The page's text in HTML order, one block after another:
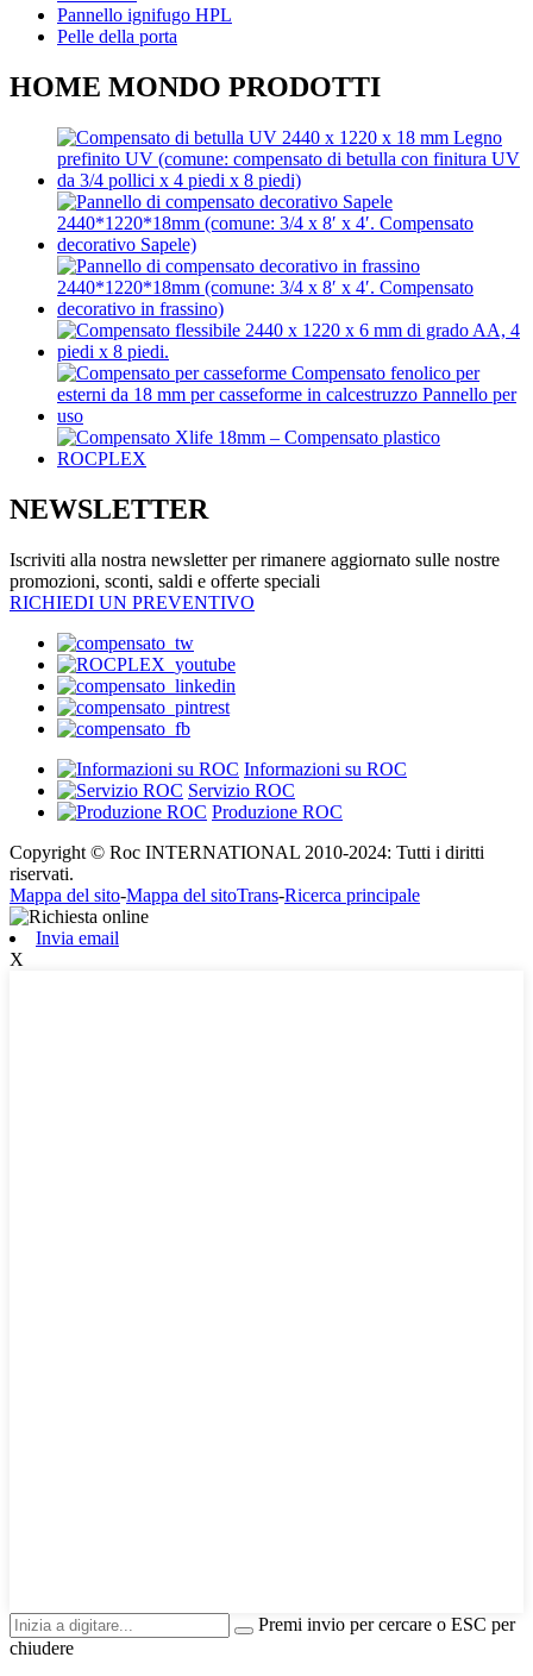
Pannello ignifugo HPL
Pelle della porta
HOME MONDO PRODOTTI
NEWSLETTER
Iscriviti alla nostra newsletter per rimanere aggiornato sulle nostre
promozioni, sconti, saldi e offerte speciali
RICHIEDI UN PREVENTIVO
Informazioni su ROC
Servizio ROC
Produzione ROC
Copyright © Roc INTERNATIONAL 2010-2024: Tutti i diritti
riservati.
Mappa del sito-Mappa del sitoTrans-Ricerca principale
Invia email
X
Premi invio per cercare o ESC per
chiudere